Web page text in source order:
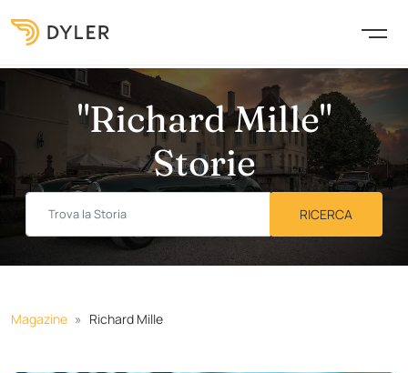
"Richard Mille"
Storie
Magazine Richard Mille